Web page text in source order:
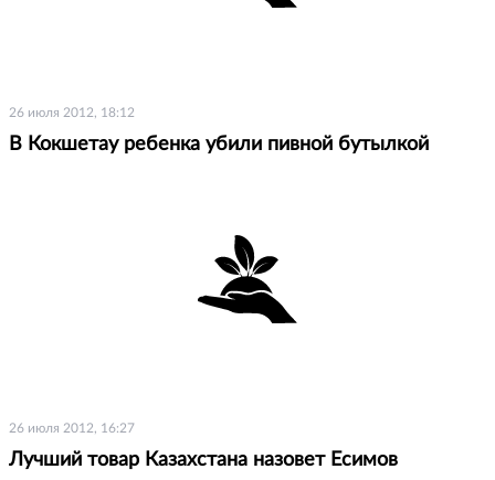
26 июля 2012, 18:12
В Кокшетау ребенка убили пивной бутылкой
26 июля 2012, 16:27
Лучший товар Казахстана назовет Есимов